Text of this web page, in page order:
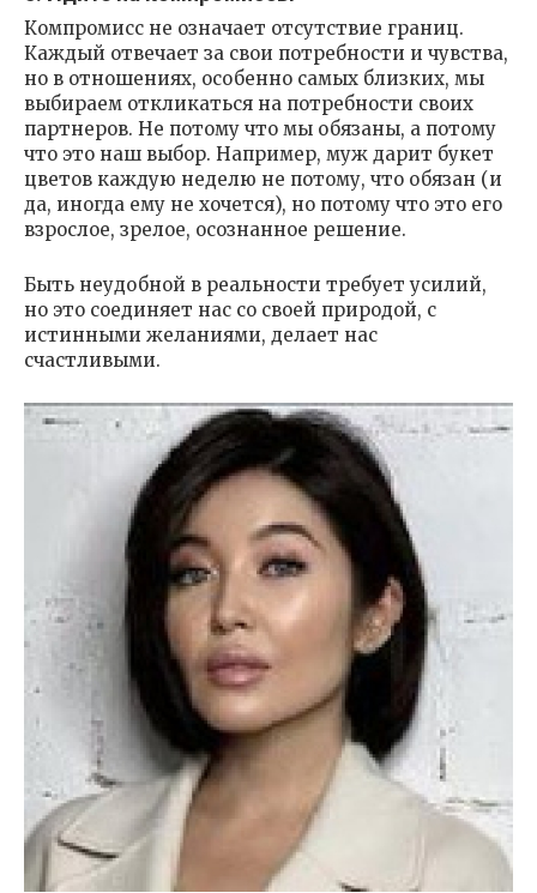
Компромисс не означает отсутствие границ.
Каждый отвечает за свои потребности и чувства,
но в отношениях, особенно самых близких, мы
выбираем откликаться на потребности своих
партнеров. Не потому что мы обязаны, а потому
что это наш выбор. Например, муж дарит букет
цветов каждую неделю не потому, что обязан (и
да, иногда ему не хочется), но потому что это его
взрослое, зрелое, осознанное решение.
Быть неудобной в реальности требует усилий,
но это соединяет нас со своей природой, с
истинными желаниями, делает нас
счастливыми.